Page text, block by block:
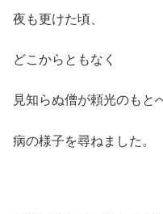
夜も更けた頃、
どこからともなく
見知らぬ僧が頼光のもと
病の様子を尋ねました。